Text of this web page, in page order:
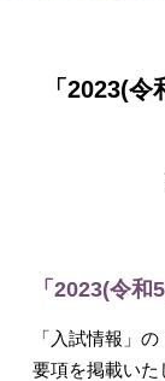
学校生活
「2023(
「2023(令
「入試情報」の
要項を掲載いた